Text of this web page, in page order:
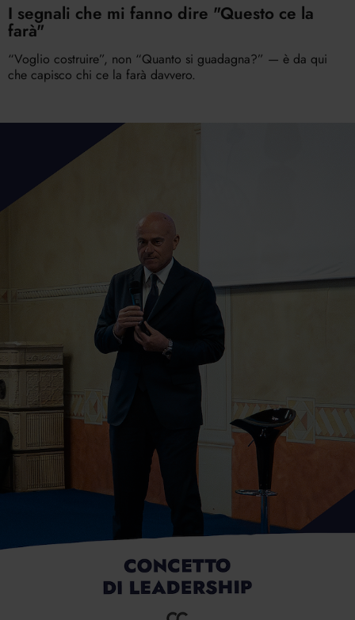
I segnali che mi fanno dire "Questo ce la
farà"
“Voglio costruire”, non “Quanto si guadagna?” — è da qui
che capisco chi ce la farà davvero.